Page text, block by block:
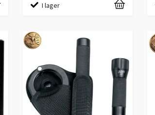
I lager